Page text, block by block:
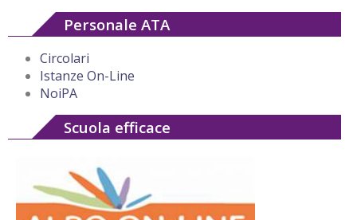
Personale ATA
Circolari
Istanze On-Line
NoiPA
Scuola efficace